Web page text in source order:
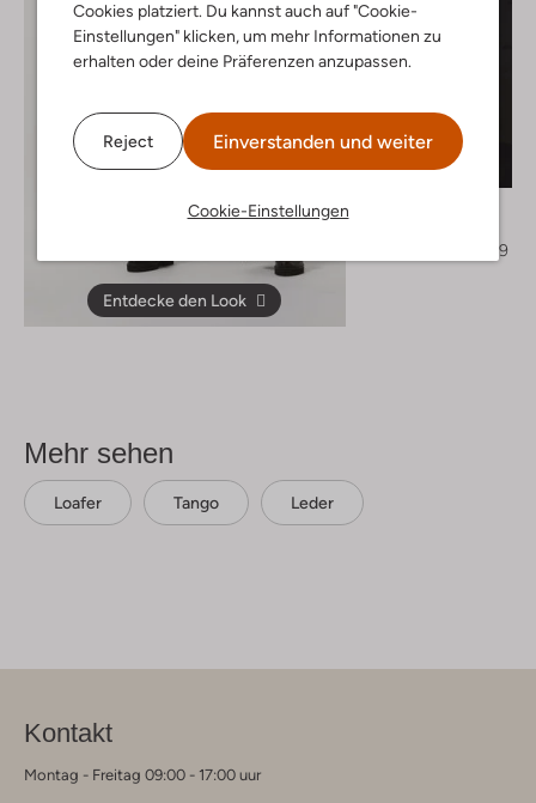
Cookies platziert. Du kannst auch auf "Cookie-
Einstellungen" klicken, um mehr Informationen zu
erhalten oder deine Präferenzen anzupassen.
Reject Einverstanden und weiter
Cookie-Einstellungen
Entdecke den Look
Letzter Artikel
-50%
€ 79,99
Mehr sehen
Loafer Tango Leder
Kontakt
Montag - Freitag 09:00 - 17:00 uur